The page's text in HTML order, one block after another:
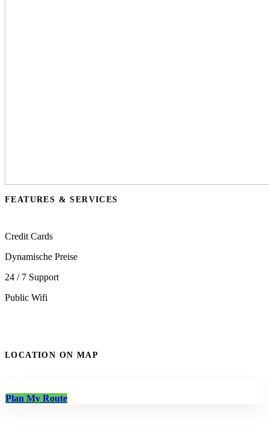
FEATURES & SERVICES
Credit Cards
Dynamische Preise
24 / 7 Support
Public Wifi
LOCATION ON MAP
Plan My Route